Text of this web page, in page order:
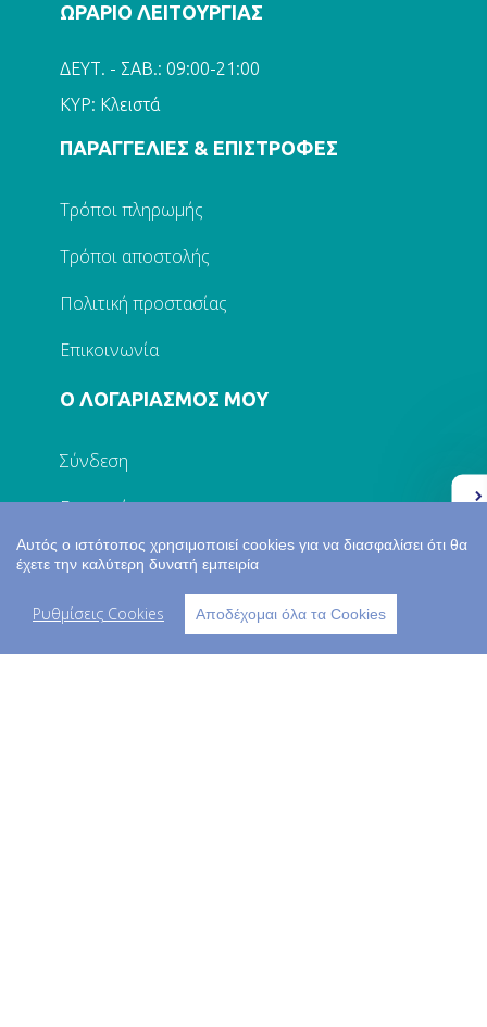
ΩΡΑΡΙΟ ΛΕΙΤΟΥΡΓΙΑΣ
ΔΕΥΤ. - ΣΑΒ.: 09:00-21:00
ΚΥΡ: Κλειστά
ΠΑΡΑΓΓΕΛΙΕΣ & ΕΠΙΣΤΡΟΦΕΣ
Τρόποι πληρωμής
Τρόποι αποστολής
Πολιτική προστασίας
Επικοινωνία
Ο ΛΟΓΑΡΙΑΣΜΟΣ ΜΟΥ
Σύνδεση
Εγγραφή
Τα στοιχεία μου
Παραγγελίες
Αυτός ο ιστότοπος χρησιμοποιεί cookies για να διασφαλίσει ότι θα
έχετε την καλύτερη δυνατή εμπειρία
Ρυθμίσεις Cookies Αποδέχομαι όλα τα Cookies